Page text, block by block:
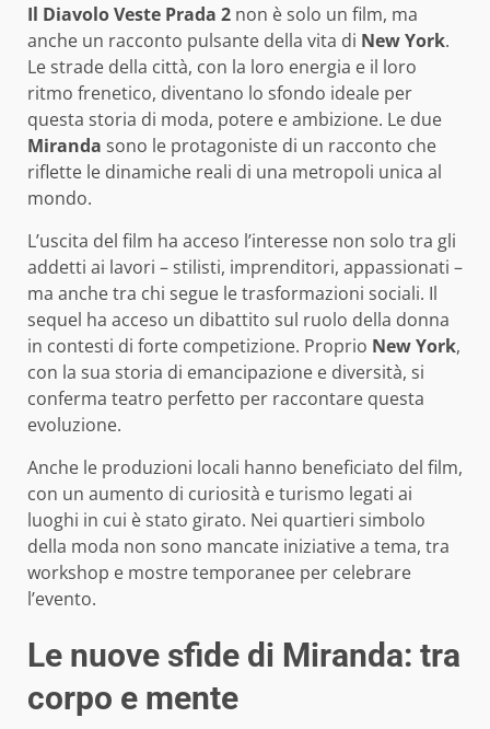
Il Diavolo Veste Prada 2 non è solo un film, ma
anche un racconto pulsante della vita di New York.
Le strade della città, con la loro energia e il loro
ritmo frenetico, diventano lo sfondo ideale per
questa storia di moda, potere e ambizione. Le due
Miranda sono le protagoniste di un racconto che
riflette le dinamiche reali di una metropoli unica al
mondo.
L’uscita del film ha acceso l’interesse non solo tra gli
addetti ai lavori – stilisti, imprenditori, appassionati –
ma anche tra chi segue le trasformazioni sociali. Il
sequel ha acceso un dibattito sul ruolo della donna
in contesti di forte competizione. Proprio New York,
con la sua storia di emancipazione e diversità, si
conferma teatro perfetto per raccontare questa
evoluzione.
Anche le produzioni locali hanno beneficiato del film,
con un aumento di curiosità e turismo legati ai
luoghi in cui è stato girato. Nei quartieri simbolo
della moda non sono mancate iniziative a tema, tra
workshop e mostre temporanee per celebrare
l’evento.
Le nuove sfide di Miranda: tra
corpo e mente